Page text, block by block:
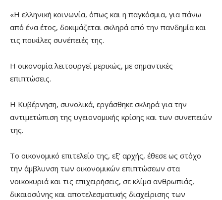
«Η ελληνική κοινωνία, όπως και η παγκόσμια, για πάνω
από ένα έτος, δοκιμάζεται σκληρά από την πανδημία και
τις ποικίλες συνέπειές της.
Η οικονομία λειτουργεί μερικώς, με σημαντικές
επιπτώσεις.
Η Κυβέρνηση, συνολικά, εργάσθηκε σκληρά για την
αντιμετώπιση της υγειονομικής κρίσης και των συνεπειών
της.
Το οικονομικό επιτελείο της, εξ’ αρχής, έθεσε ως στόχο
την άμβλυνση των οικονομικών επιπτώσεων στα
νοικοκυριά και τις επιχειρήσεις, σε κλίμα ανθρωπιάς,
δικαιοσύνης και αποτελεσματικής διαχείρισης των